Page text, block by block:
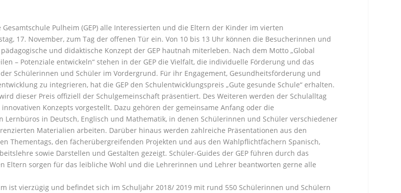
Pulheim (GEP) alle Interessierten und die Eltern der Kinder im vierten
17. November, zum Tag der offenen Tür ein. Von 10 bis 13 Uhr können die Besucherinnen und
und didaktische Konzept der GEP hautnah miterleben. Nach dem Motto „Global
– Potenziale entwickeln“ stehen in der GEP die Vielfalt, die individuelle Förderung und das
Schülerinnen und Schüler im Vordergrund. Für ihr Engagement, Gesundheitsförderung und
zu integrieren, hat die GEP den Schulentwicklungspreis „Gute gesunde Schule“ erhalten.
dieser Preis offiziell der Schulgemeinschaft präsentiert. Des Weiteren werden der Schulalltag
Konzepts vorgestellt. Dazu gehören der gemeinsame Anfang oder die
Lernbüros in Deutsch, Englisch und Mathematik, in denen Schülerinnen und Schüler verschiedener
Materialien arbeiten. Darüber hinaus werden zahlreiche Präsentationen aus den
Thementags, den fächerübergreifenden Projekten und aus den Wahlpflichtfächern Spanisch,
sowie Darstellen und Gestalten gezeigt. Schüler-Guides der GEP führen durch das
Eltern sorgen für das leibliche Wohl und die Lehrerinnen und Lehrer beantworten gerne alle
ist vierzügig und befindet sich im Schuljahr 2018/ 2019 mit rund 550 Schülerinnen und Schülern